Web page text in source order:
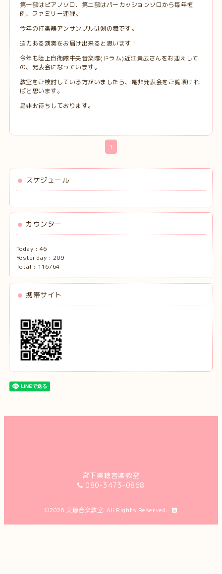
第一部はピアノソロ、第二部はパーカッションソロから毎年恒
例、ファミリー連弾。
今年の打楽器アンサンブルは剣の舞です。
迫力ある演奏をお届け出来ると思います！
今年も陸上自衛隊中央音楽隊(ドラム)近江貴広さんをお迎えして
の、発表会になっています。
教室をご検討している方がいましたら、是非発表会をご覧頂けれ
ばと思います。
是非お待ちしております。
1
スケジュール
カウンター
Today : 46
Yesterday : 209
Total : 116764
携帯サイト
宮下美穂音楽教室
080-3473-0868
©2026 美穂音楽教室. All Rights Reserved.